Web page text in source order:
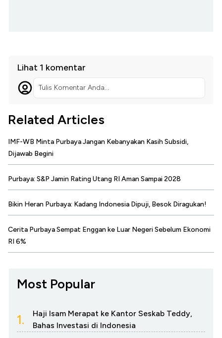
Lihat 1 komentar
Tulis Komentar Anda...
Related Articles
IMF-WB Minta Purbaya Jangan Kebanyakan Kasih Subsidi,
Dijawab Begini
Purbaya: S&P Jamin Rating Utang RI Aman Sampai 2028
Bikin Heran Purbaya: Kadang Indonesia Dipuji, Besok Diragukan!
Cerita Purbaya Sempat Enggan ke Luar Negeri Sebelum Ekonomi
RI 6%
Most Popular
1.
Haji Isam Merapat ke Kantor Seskab Teddy,
Bahas Investasi di Indonesia